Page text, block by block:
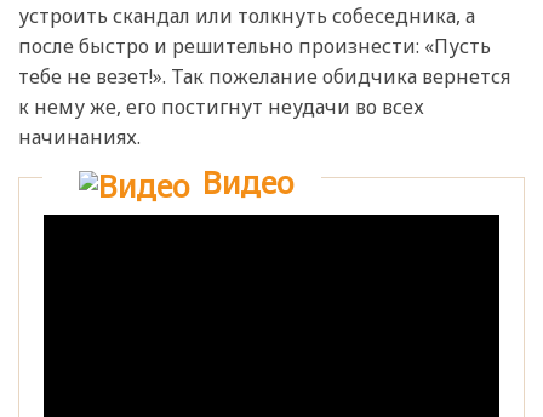
устроить скандал или толкнуть собеседника, а
после быстро и решительно произнести: «Пусть
тебе не везет!». Так пожелание обидчика вернется
к нему же, его постигнут неудачи во всех
начинаниях.
Видео